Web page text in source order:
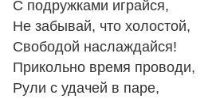
С подружками играйся,
Не забывай, что холостой,
Свободой наслаждайся!
Прикольно время проводи,
Рули с удачей в паре,